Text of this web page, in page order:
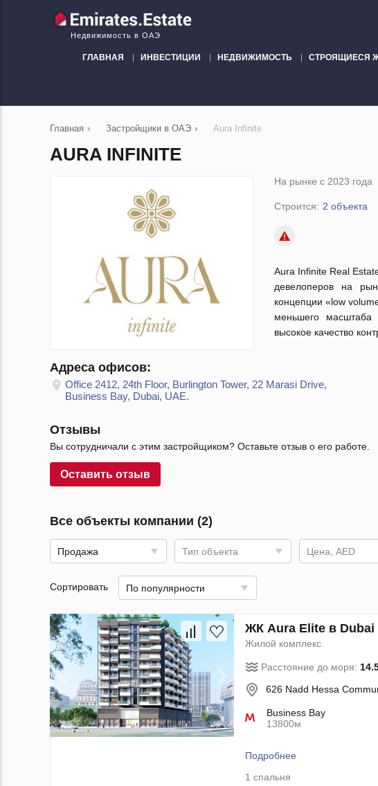
Недвижимость в ОАЭ
ГЛАВНАЯ ИНВЕСТИЦИИ НЕДВИЖИМОСТЬ СТРОЯЩИЕСЯ
Главная › Застройщики в ОАЭ › Aura Infinite
AURA INFINITE
На рынке с 2023 года
Строится: 2 объекта
Aura Infinite Real
девелоперов на
концепции «low
меньшего масштаба
высокое качество
Адреса офисов:
Office 2412, 24th Floor, Burlington Tower, 22 Marasi Drive,
Business Bay, Dubai, UAE.
Отзывы
Вы сотрудничали с этим застройщиком? Оставьте отзыв о его работе.
Оставить отзыв
Все объекты компании (2)
Продажа Тип объекта Цена, AED
Сортировать По популярности
ЖК Aura Elite в
Жилой комплекс
Расстояние до моря:
626 Nadd Hessa
Business Bay
13800м
Подробнее
1 спальня